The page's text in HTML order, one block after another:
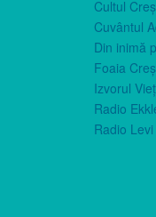
Cultul
Cuvântul
Din inimă
Foaia
Izvorul
Radio
Radio